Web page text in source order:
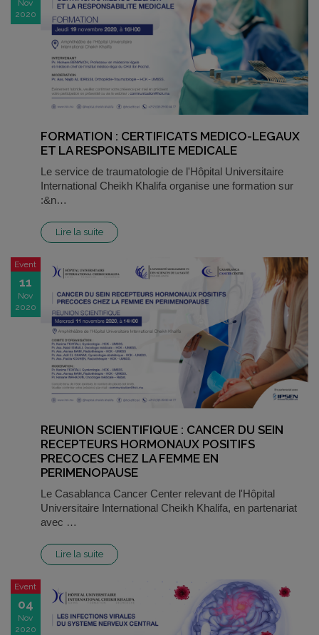
Nov
2020
FORMATION : CERTIFICATS MEDICO-LEGAUX
ET LA RESPONSABILITE MEDICALE
Le service de traumatologie de l'Hôpital Universitaire
International Cheikh Khalifa organise une formation sur
:&n…
Lire la suite
Event
11
Nov
2020
REUNION SCIENTIFIQUE : CANCER DU SEIN
RECEPTEURS HORMONAUX POSITIFS
PRECOCES CHEZ LA FEMME EN
PERIMENOPAUSE
Le Casablanca Cancer Center relevant de l'Hôpital
Universitaire International Cheikh Khalifa, en partenariat
avec …
Lire la suite
Event
04
Nov
2020